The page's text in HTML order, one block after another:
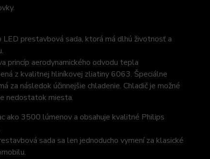
prestavbová sada, ktorá má dlhú životnosť a
princíp aerodynamického odvodu tepla
z kvalitnej hliníkovej zliatiny 6063. Špeciálne
za následok účinnejšie chladenie. Chladič je možné
nedostatok miesta.
ako 3500 lúmenov a obsahuje kvalitné Philips
sada sa len jednoducho vymení za klasické